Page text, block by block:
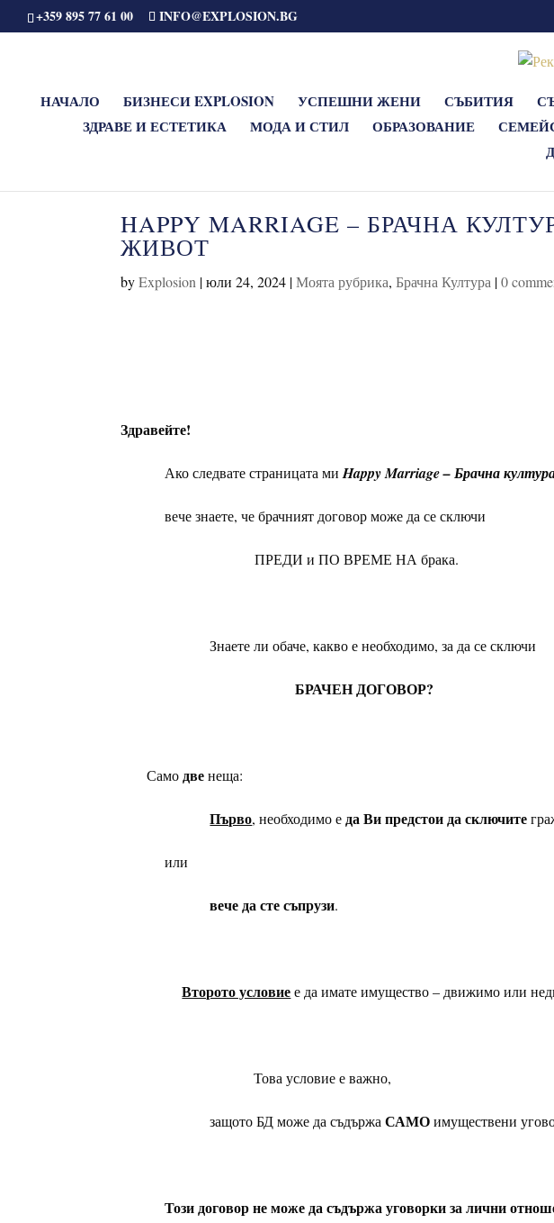
+359 895 77 61 00 INFO@EXPLOSION.BG
НАЧАЛО БИЗНЕСИ EXPLOSION УСПЕШНИ ЖЕНИ СЪБИТИЯ
ЗДРАВЕ И ЕСТЕТИКА
МОДА И СТИЛ ОБРАЗОВАНИЕ
HAPPY MARRIAGE – БРАЧНА
ЖИВОТ
byExplosion |юли 24, 2024 |Моята рубрика,Брачна Култура |0
Здравейте!
Ако следвате страницата миHappy Marriage –Брачна
вече знаете, че брачният договор може да се сключи
ПРЕДИ и ПО ВРЕМЕ НА брака.
Знаете ли обаче, какво е необходимо, за да се сключи
БРАЧЕН ДОГОВОР?
Само двенеща:
Първо, необходимо е да Ви предстои да сключите
или
вече да сте съпрузи.
Второто условиее да имате имущество – движимо или
Това условие е важно,
защото БД може да съдържаСАМОимуществени
Този договор не може да съдържа уговорки за лични